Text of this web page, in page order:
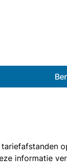
informatie